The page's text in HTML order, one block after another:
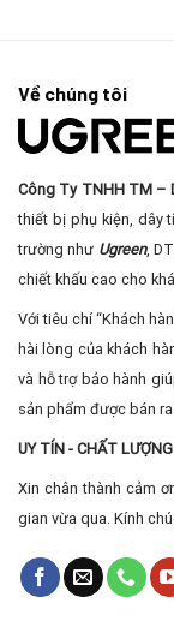
Về chúng tôi
Công Ty TNHH TM –
thiết bị phụ kiện, dây
trường như Ugreen,
chiết khấu cao cho
Với tiêu chí “Khách
hài lòng của khách
và hỗ trợ bảo hành
sản phẩm được bán
UY TÍN - CHẤT
Xin chân thành cảm
gian vừa qua. Kính